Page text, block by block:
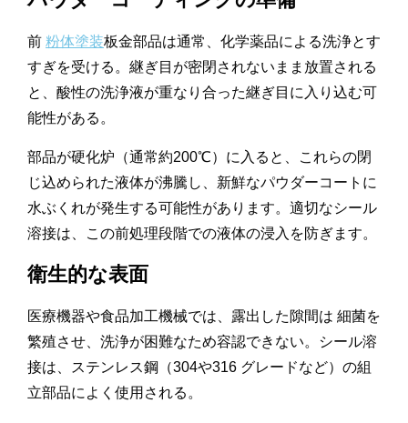
前 粉体塗装板金部品は通常、化学薬品による洗浄とす
すぎを受ける。継ぎ目が密閉されないまま放置される
と、酸性の洗浄液が重なり合った継ぎ目に入り込む可
能性がある。
部品が硬化炉（通常約200℃）に入ると、これらの閉
じ込められた液体が沸騰し、新鮮なパウダーコートに
水ぶくれが発生する可能性があります。適切なシール
溶接は、この前処理段階での液体の浸入を防ぎます。
衛生的な表面
医療機器や食品加工機械では、露出した隙間は 細菌を
繁殖させ、洗浄が困難なため容認できない。シール溶
接は、ステンレス鋼（304や316 グレードなど）の組
立部品によく使用される。